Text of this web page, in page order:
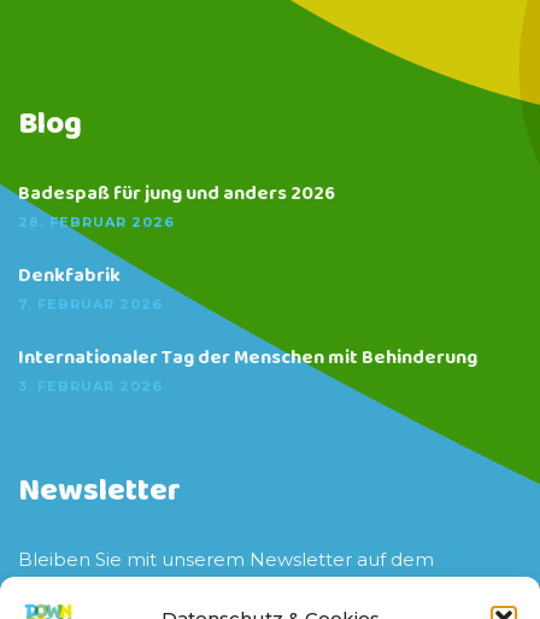
Blog
Badespaß für jung und anders 2026
28. FEBRUAR 2026
Denkfabrik
7. FEBRUAR 2026
Internationaler Tag der Menschen mit Behinderung
3. FEBRUAR 2026
Newsletter
Bleiben Sie mit unserem Newsletter auf dem